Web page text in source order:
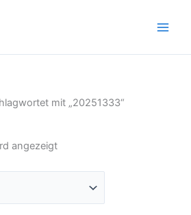
mit „20251333“
angezeigt